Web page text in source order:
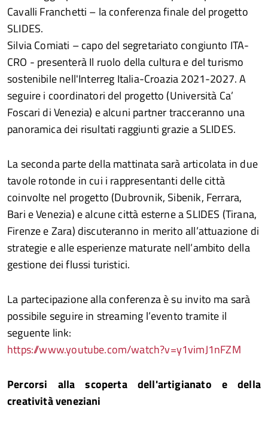
Cavalli Franchetti – la conferenza finale del progetto
SLIDES.
Silvia Comiati – capo del segretariato congiunto ITA-
CRO - presenterà Il ruolo della cultura e del turismo
sostenibile nell'Interreg Italia-Croazia 2021-2027. A
seguire i coordinatori del progetto (Università Ca’
Foscari di Venezia) e alcuni partner tracceranno una
panoramica dei risultati raggiunti grazie a SLIDES.
La seconda parte della mattinata sarà articolata in due
tavole rotonde in cui i rappresentanti delle città
coinvolte nel progetto (Dubrovnik, Sibenik, Ferrara,
Bari e Venezia) e alcune città esterne a SLIDES (Tirana,
Firenze e Zara) discuteranno in merito all’attuazione di
strategie e alle esperienze maturate nell’ambito della
gestione dei flussi turistici.
La partecipazione alla conferenza è su invito ma sarà
possibile seguire in streaming l’evento tramite il
seguente link:
https://www.youtube.com/watch?v=y1vimJ1nFZM
Percorsi alla scoperta dell'artigianato e della
creatività veneziani